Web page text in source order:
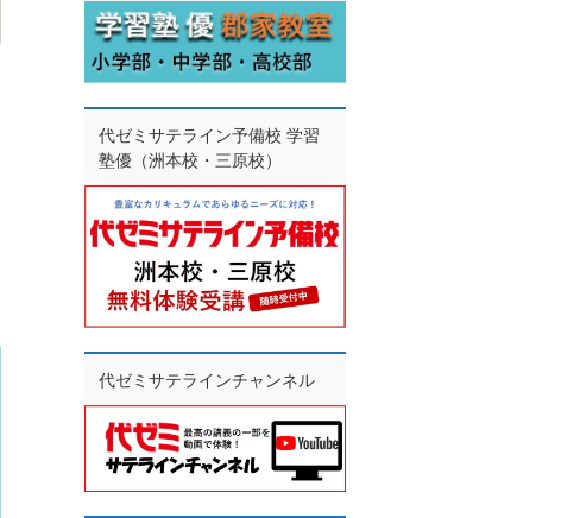
代ゼミサテライン予備校 学習
塾優（洲本校・三原校）
代ゼミサテラインチャンネル